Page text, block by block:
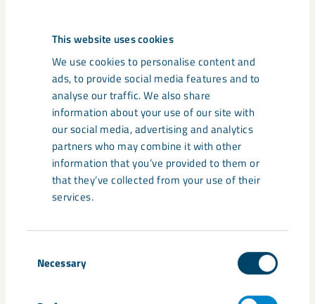
This website uses cookies
We use cookies to personalise content and
ads, to provide social media features and to
analyse our traffic. We also share
information about your use of our site with
our social media, advertising and analytics
partners who may combine it with other
information that you’ve provided to them or
that they’ve collected from your use of their
services.
Selection
Necessary
Ersättning för tandvård samt skydds- och
terminalglasögon
Möjlighet att ansöka om stipendier vid studier både
för dig och dina barn
Möjlighet att ansluta sig till vårt pensions- och
försäkringsprogram med förmånliga priser